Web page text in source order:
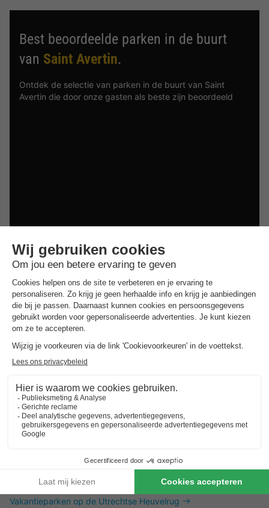
Best beoordeelde parken in de buurt
van Saint Avertin.
Ontdek de selectie van parken in de buurt van Saint
Avertin die door onze gasten als beste zijn beoordeeld
Dit is ook interessant
Vakantieparken in de Achterhoek
Vakantieparken in Twente
Vakantieparken op de Utrechtse Heuvelrug